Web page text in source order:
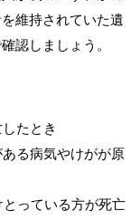
維持されていた遺
認しましょう。
たとき
る病気やけがが原
っている方が死亡